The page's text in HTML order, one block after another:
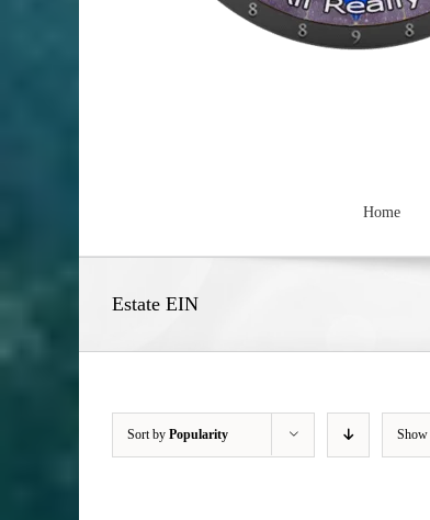
Home
Estate EIN
Sort by Popularity Show